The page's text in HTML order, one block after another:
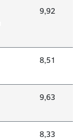
9,92
8,51
9,63
8,33